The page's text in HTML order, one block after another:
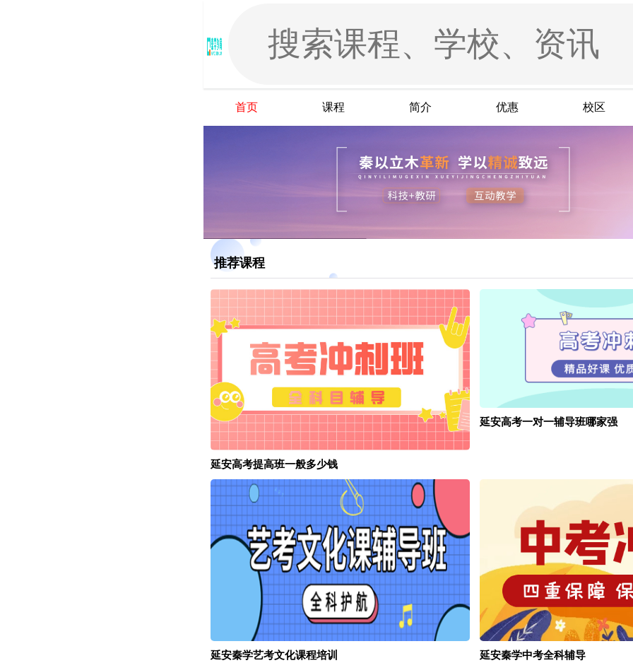
首页 课程 简介 优惠 校区
推荐课程
延安高考提高班一般多少钱
延安高考一对一辅导班哪家强
延安秦学艺考文化课程培训 延安秦学中考全科辅导